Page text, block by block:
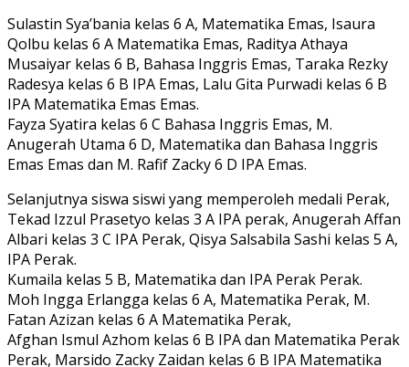
Sulastin Sya’bania kelas 6 A, Matematika Emas, Isaura
Qolbu kelas 6 A Matematika Emas, Raditya Athaya
Musaiyar kelas 6 B, Bahasa Inggris Emas, Taraka Rezky
Radesya kelas 6 B IPA Emas, Lalu Gita Purwadi kelas 6 B
IPA Matematika Emas Emas.
Fayza Syatira kelas 6 C Bahasa Inggris Emas, M.
Anugerah Utama 6 D, Matematika dan Bahasa Inggris
Emas Emas dan M. Rafif Zacky 6 D IPA Emas.
Selanjutnya siswa siswi yang memperoleh medali Perak,
Tekad Izzul Prasetyo kelas 3 A IPA perak, Anugerah Affan
Albari kelas 3 C IPA Perak, Qisya Salsabila Sashi kelas 5 A,
IPA Perak.
Kumaila kelas 5 B, Matematika dan IPA Perak Perak.
Moh Ingga Erlangga kelas 6 A, Matematika Perak, M.
Fatan Azizan kelas 6 A Matematika Perak,
Afghan Ismul Azhom kelas 6 B IPA dan Matematika Perak
Perak, Marsido Zacky Zaidan kelas 6 B IPA Matematika